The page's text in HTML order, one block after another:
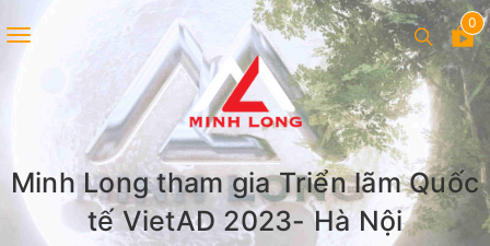
Toggle
0
Minh Long tham gia Triển lãm Quốc
tế VietAD 2023- Hà Nội